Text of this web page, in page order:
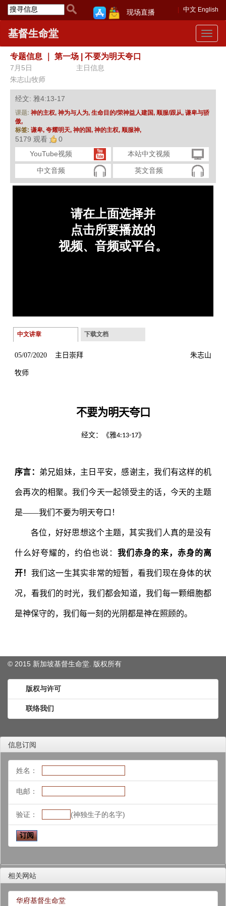
中文 English
现场直播
Toggle
基督生命堂
专题信息 第一场 | 不要为明天夸口
7月5日
主日信息
朱志山牧师
经文: 雅4:13-17
课题: 神的主权, 神为与人为, 生命目的/荣神益人建国, 顺服/跟从, 谦卑与骄
傲,
标签: 谦卑, 夸耀明天, 神的国, 神的主权, 顺服神,
5179 观看
0
YouTube视频
本站中文视频
中文音频 英文音频
中文讲章 下载文档
© 2015 新加坡基督生命堂. 版权所有
版权与许可
联络我们
信息订阅
姓名：
电邮：
验证： (神独生子的名字)
相关网站
华府基督生命堂